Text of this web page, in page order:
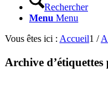
Rechercher
Menu Menu
Vous êtes ici : Accueil1 /
Archive